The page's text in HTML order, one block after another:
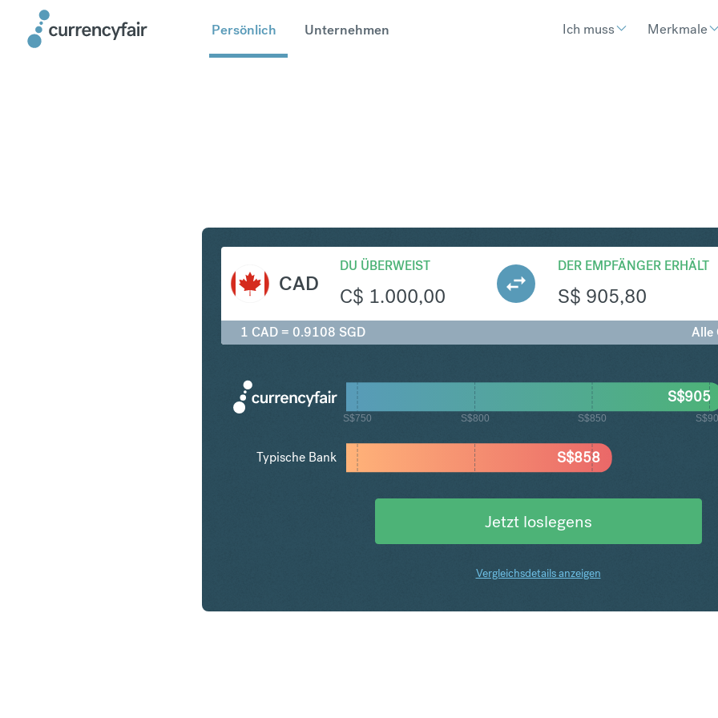
Persönlich Unternehmen Ich muss Merkmale
CAD
DU ÜBERWEIST
C$ 1.000,00
DER EMPFÄNGER ERHÄLT
S$ 905,80
1 CAD = 0.9108 SGD Alle
S$750 S$800 S$850
S$858
S$905
Typische Bank
Jetzt loslegens
Vergleichsdetails anzeigen